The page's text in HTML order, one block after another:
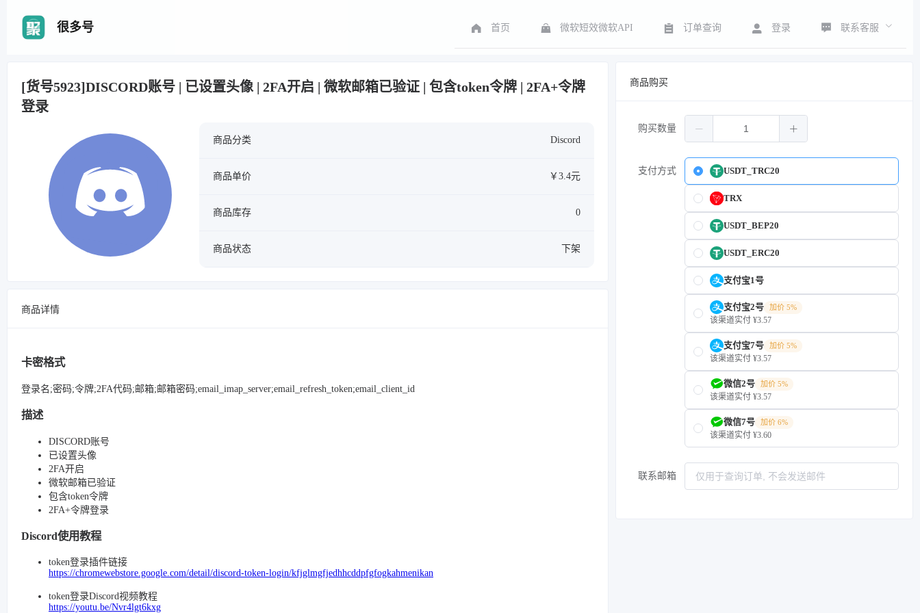
很多号 首页 微软短效微软API 订单查询 登录 联系客服
[货号5923]DISCORD账号 | 已设置头像 | 2FA开启 | 微软邮箱已验证 | 包含token令牌 | 2FA+令牌
登录
商品分类 Discord
商品单价 ￥3.4元
商品库存 0
商品状态 下架
商品详情
卡密格式
登录名;密码;令牌;2FA代码;邮箱;邮箱密码;email_imap_server;email_refresh_token;email_client_id
描述
DISCORD账号
已设置头像
2FA开启
微软邮箱已验证
包含token令牌
2FA+令牌登录
Discord使用教程
token登录插件链接
https://chromewebstore.google.com/detail/discord-token-login/kfjglmgfjedhhcddpfgfogkahmenikan
token登录Discord视频教程
https://youtu.be/Nvr4lgt6kxg
商品购买
购买数量
支付方式 USDT_TRC20
TRX
USDT_BEP20
USDT_ERC20
支付宝1号
支付宝2号 加价 5%
该渠道实付 ¥3.57
支付宝7号 加价 5%
该渠道实付 ¥3.57
微信2号 加价 5%
该渠道实付 ¥3.57
微信7号 加价 6%
该渠道实付 ¥3.60
联系邮箱